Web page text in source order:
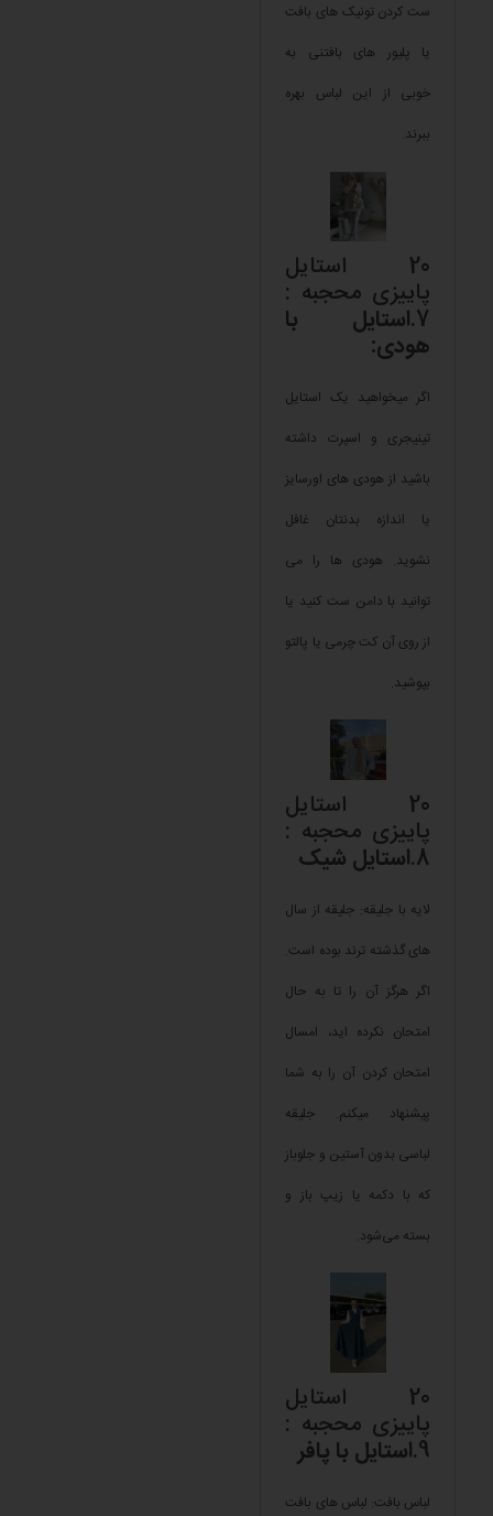
ست کردن تونیک های بافت
یا پلیور های بافتنی به
خوبی از این لباس بهره
ببرند.
20 استایل
پاییزی محجبه :
7. استایل با
هودی:
اگر میخواهید یک استایل
تینیجری و اسپرت داشته
باشید از هودی های اورسایز
یا اندازه بدنتان غافل
نشوید. هودی ها را می
توانید با دامن ست کنید یا
از روی آن کت چرمی یا پالتو
بپوشید.
20 استایل
پاییزی محجبه :
8. استایل شیک
لایه با جلیقه: جلیقه از سال
های گذشته ترند بوده است.
اگر هرگز آن را تا به حال
امتحان نکرده اید، امسال
امتحان کردن آن را به شما
پیشنهاد میکنم. جلیقه
لباسی بدون آستین و جلوباز
که با دکمه یا زیپ باز و
بسته می‌شود.
20 استایل
پاییزی محجبه :
9. استایل با پافر
لباس بافت: لباس های بافت